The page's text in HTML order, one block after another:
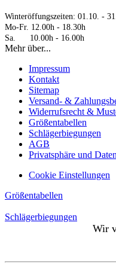
Winteröffungszeiten: 01.10. -
Mo-Fr. 12.00h - 18.30h
Sa. 10.00h - 16.00h
Mehr über...
Impressum
Kontakt
Sitemap
Versand- &
Widerrufsrecht &
Größentabellen
Schlägerbiegungen
AGB
Privatsphäre und
Cookie Einstellungen
Größentabellen
Schlägerbiegungen
Wir